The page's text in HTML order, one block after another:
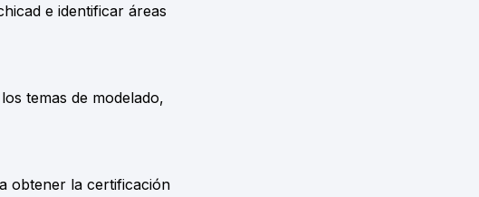
e identificar áreas
temas de modelado,
obtener la certificación